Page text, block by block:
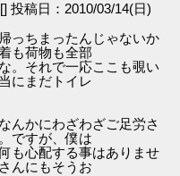
[] 投稿日：2010/03/14(日)
っちまったんじゃないか
も荷物も全部
。それで一応ここも覗い
にまだトイレ
んかにわざわざご足労さ
ですが、僕は
も心配する事はありませ
んにもそうお